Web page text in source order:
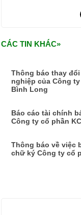
CÁC TIN KHÁC»
Thông báo thay
nghiệp của Công
Bình Long
Báo cáo tài chính
Công ty cổ phần
Thông báo về việc
chữ ký Công ty cổ